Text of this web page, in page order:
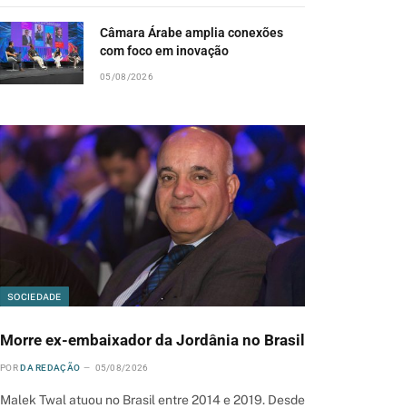
Câmara Árabe amplia conexões
com foco em inovação
05/08/2026
SOCIEDADE
Morre ex-embaixador da Jordânia no Brasil
POR DA REDAÇÃO 05/08/2026
Malek Twal atuou no Brasil entre 2014 e 2019. Desde